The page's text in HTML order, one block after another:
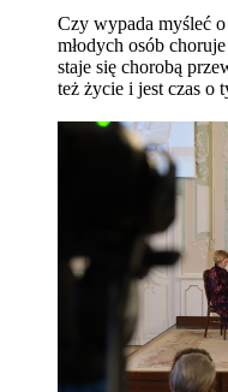
Czy wypada myśleć
młodych osób
staje się chorobą
też życie i jest czas o